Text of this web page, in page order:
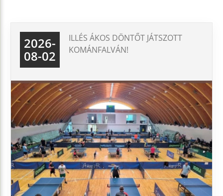
2026-
08-02
ILLÉS ÁKOS DÖNTŐT JÁTSZOTT
KOMÁNFALVÁN!